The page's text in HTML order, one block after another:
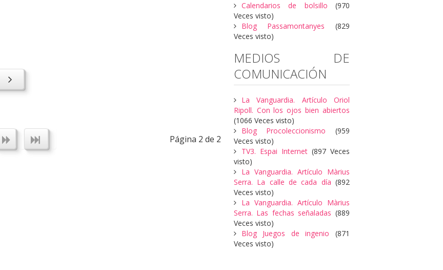
Página 2 de 2
Calendarios de bolsillo (970
Veces visto)
Blog Passamontanyes (829
Veces visto)
MEDIOS DE
COMUNICACIÓN
La Vanguardia. Artículo Oriol
Ripoll. Con los ojos bien abiertos
(1066 Veces visto)
Blog Procoleccionismo (959
Veces visto)
TV3. Espai Internet(897 Veces
visto)
La Vanguardia. Artículo Màrius
Serra. La calle de cada día (892
Veces visto)
La Vanguardia. Artículo Màrius
Serra. Las fechas señaladas (889
Veces visto)
Blog Juegos de ingenio (871
Veces visto)